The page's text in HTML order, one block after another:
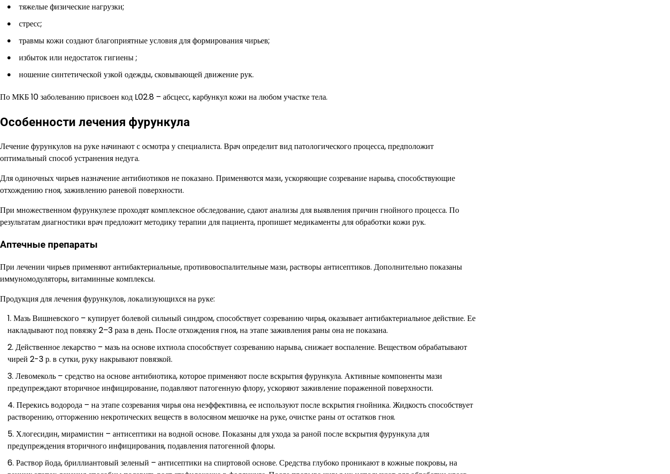
тяжелые физические нагрузки;
стресс;
травмы кожи создают благоприятные условия для формирования чирьев;
избыток или недостаток гигиены ;
ношение синтетической узкой одежды, сковывающей движение рук.
По МКБ 10 заболеванию присвоен код L02.8 – абсцесс, карбункул кожи на любом участке тела.
Особенности лечения фурункула
Лечение фурункулов на руке начинают с осмотра у специалиста. Врач определит вид патологического процесса, предположит
оптимальный способ устранения недуга.
Для одиночных чирьев назначение антибиотиков не показано. Применяются мази, ускоряющие созревание нарыва, способствующие
отхождению гноя, заживлению раневой поверхности.
При множественном фурункулезе проходят комплексное обследование, сдают анализы для выявления причин гнойного процесса. По
результатам диагностики врач предложит методику терапии для пациента, пропишет медикаменты для обработки кожи рук.
Аптечные препараты
При лечении чирьев применяют антибактериальные, противовоспалительные мази, растворы антисептиков. Дополнительно показаны
иммуномодуляторы, витаминные комплексы.
Продукция для лечения фурункулов, локализующихся на руке:
Мазь Вишневского – купирует болевой сильный синдром, способствует созреванию чирья, оказывает антибактериальное действие. Ее
накладывают под повязку 2–3 раза в день. После отхождения гноя, на этапе заживления раны она не показана.
Действенное лекарство – мазь на основе ихтиола способствует созреванию нарыва, снижает воспаление. Веществом обрабатывают
чирей 2-3 р. в сутки, руку накрывают повязкой.
Левомеколь – средство на основе антибиотика, которое применяют после вскрытия фурункула. Активные компоненты мази
предупреждают вторичное инфицирование, подавляют патогенную флору, ускоряют заживление пораженной поверхности.
Перекись водорода – на этапе созревания чирья она неэффективна, ее используют после вскрытия гнойника. Жидкость способствует
растворению, отторжению некротических веществ в волосяном мешочке на руке, очистке раны от остатков гноя.
Хлогесидин, мирамистин – антисептики на водной основе. Показаны для ухода за раной после вскрытия фурункула для
предупреждения вторичного инфицирования, подавления патогенной флоры.
Раствор йода, бриллиантовый зеленый – антисептики на спиртовой основе. Средства глубоко проникают в кожные покровы, на